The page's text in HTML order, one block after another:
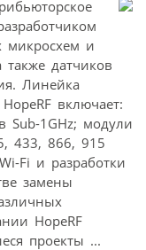
микросхем и
датчиков
Линейка
включает:
Sub-1GHz; модули
433, 866, 915
Fi и разработки
замены
HopeRF
проекты ...